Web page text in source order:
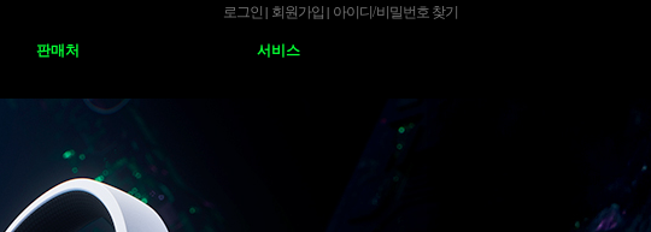
로그인 | 회원가입 | 아이디 /비밀번호 찾기
판매처 서비스